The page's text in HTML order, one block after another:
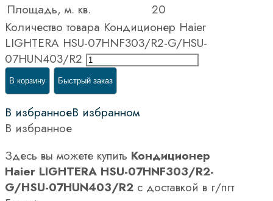
Площадь, м. кв.
20
Количество товара Кондиционер Haier
LIGHTERA HSU-07HNF303/R2-G/HSU-
07HUN403/R2
В корзину Быстрый заказ
В избранноеВ избранном
В избранное
Здесь вы можете купить Кондиционер
Haier LIGHTERA HSU-07HNF303/R2-
G/HSU-07HUN403/R2 с доставкой в г/пгт